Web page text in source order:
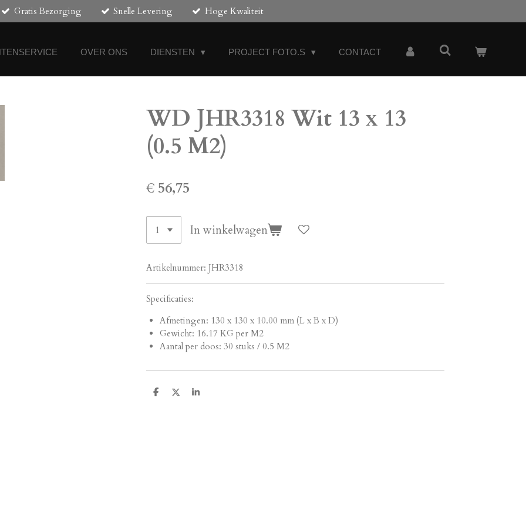
Gratis Bezorging Snelle Levering Hoge Kwaliteit
OVER ONS DIENSTEN PROJECT FOTO.S CONTACT
WD JHR3318 Wit 13 x 13
(0.5 M2)
€ 56,75
In winkelwagen
Artikelnummer: JHR3318
Specificaties:
Afmetingen: 130 x 130 x 10.00 mm (L x B x D)
Gewicht: 16.17 KG per M2
Aantal per doos: 30 stuks / 0.5 M2
D
D
S